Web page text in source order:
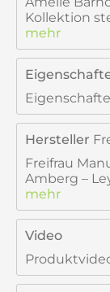
Kollektion
mehr
Hersteller
Freifrau
Amberg –
mehr
Video